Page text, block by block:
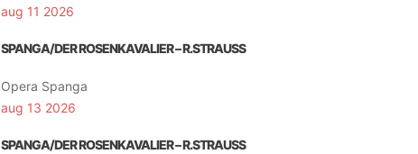
aug 11 2026
SPANGA/DER ROSENKAVALIER – R.STRAUSS
Opera Spanga
aug 13 2026
SPANGA/DER ROSENKAVALIER – R.STRAUSS